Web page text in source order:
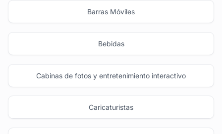
Barras Móviles
Bebidas
Cabinas de fotos y entretenimiento interactivo
Caricaturistas